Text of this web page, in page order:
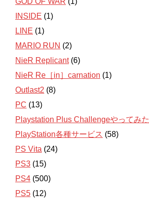
INSIDE (1)
LINE (1)
MARIO RUN (2)
NieR Replicant(6)
NieR Re［in］carnation (1)
Outlast2 (8)
PC (13)
Playstation Plus Challengeやってみた
PlayStation各種サービス (58)
PS Vita (24)
PS3 (15)
PS4 (500)
PS5 (12)